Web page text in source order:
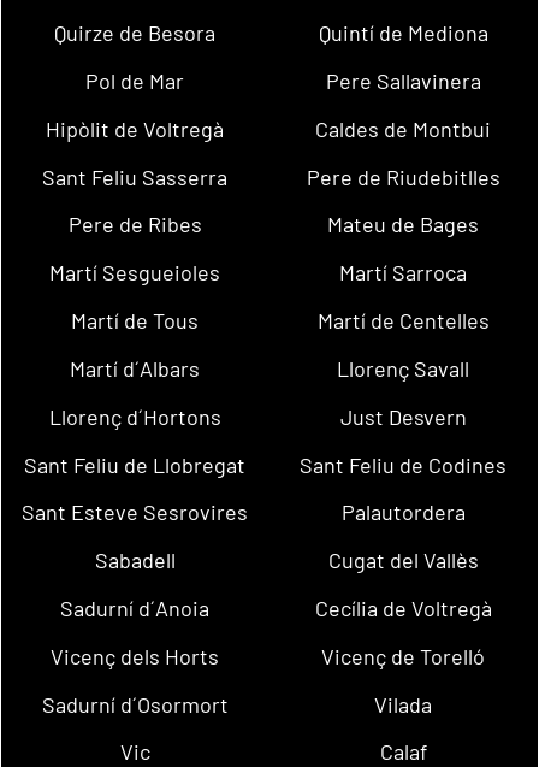
Quirze de Besora
Quintí de Mediona
Pol de Mar
Pere Sallavinera
Hipòlit de Voltregà
Caldes de Montbui
Sant Feliu Sasserra
Pere de Riudebitlles
Pere de Ribes
Mateu de Bages
Martí Sesgueioles
Martí Sarroca
Martí de Tous
Martí de Centelles
Martí d´Albars
Llorenç Savall
Llorenç d´Hortons
Just Desvern
Sant Feliu de Llobregat
Sant Feliu de Codines
Sant Esteve Sesrovires
Palautordera
Sabadell
Cugat del Vallès
Sadurní d´Anoia
Cecília de Voltregà
Vicenç dels Horts
Vicenç de Torelló
Sadurní d´Osormort
Vilada
Vic
Calaf